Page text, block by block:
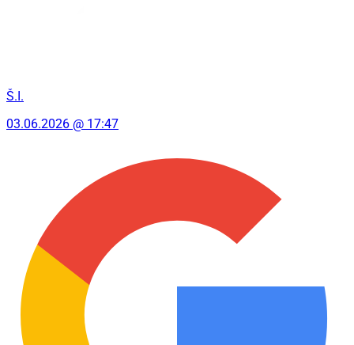
Š.I.
03.06.2026 @ 17:47